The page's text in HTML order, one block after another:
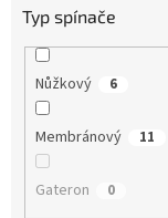
Typ spínače
Nůžkový 6
Membránový 11
Gateron 0